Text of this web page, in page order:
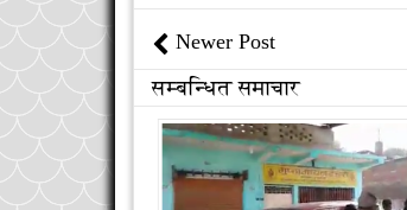
Newer Post
सम्बन्धित समाचार